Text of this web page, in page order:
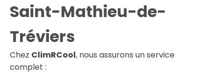
Saint-Mathieu-de-
Tréviers
Chez ClimRCool, nous assurons un service
complet :